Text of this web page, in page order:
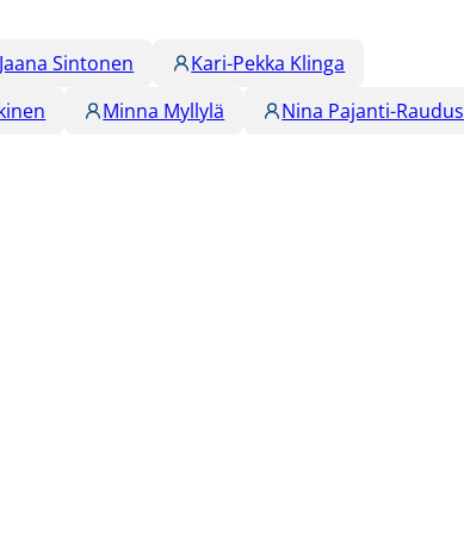
Jaana Sintonen
Kari-Pekka Klinga
Minna Myllylä
Nina Pajanti-Raudus